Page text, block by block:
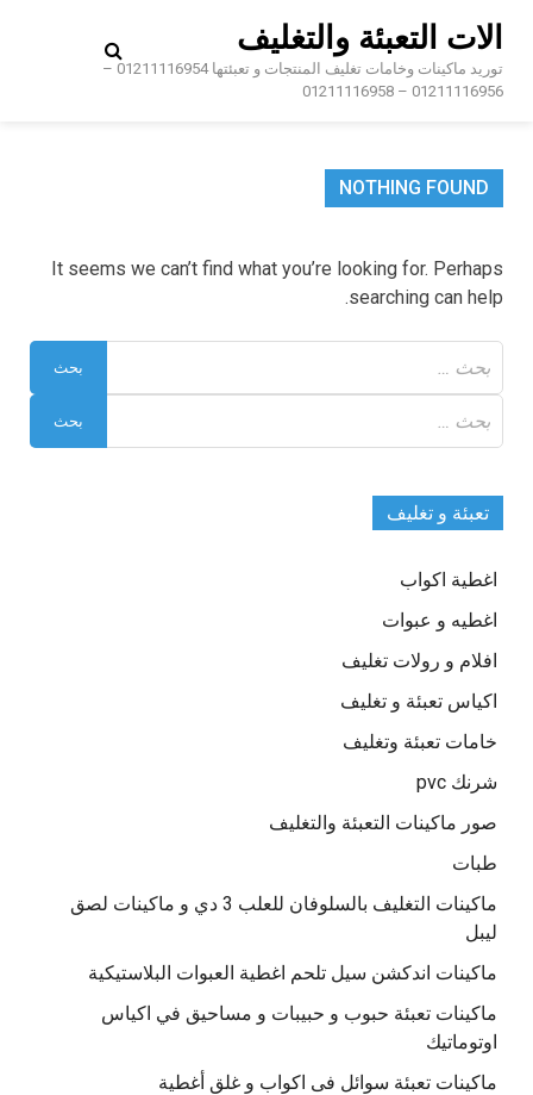
content
الات التعبئة والتغليف
توريد ماكينات وخامات تغليف المنتجات و تعبئتها 01211116954 –
01211116956 – 01211116958
NOTHING FOUND
It seems we can’t find what you’re looking for. Perhaps
searching can help.
عن:
عن:
تعبئة و تغليف
اغطية اكواب
اغطيه و عبوات
افلام و رولات تغليف
اكياس تعبئة و تغليف
خامات تعبئة وتغليف
شرنك pvc
صور ماكينات التعبئة والتغليف
طبات
ماكينات التغليف بالسلوفان للعلب 3 دي و ماكينات لصق
ليبل
ماكينات اندكشن سيل تلحم اغطية العبوات البلاستيكية
ماكينات تعبئة حبوب و حبيبات و مساحيق في اكياس
اوتوماتيك
ماكينات تعبئة سوائل فى اكواب و غلق أغطية